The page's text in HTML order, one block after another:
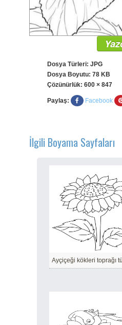
Dosya Türleri: JPG
Dosya Boyutu: 78 KB
Çözünürlük: 600 × 847
Paylaş: Facebook
İlgili Boyama Sayfaları